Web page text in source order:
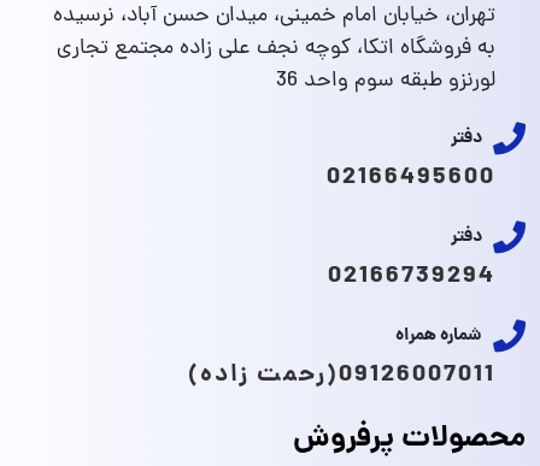
تهران، خیابان امام خمینی، میدان حسن آباد، نرسیده
به فروشگاه اتکا، کوچه نجف علی زاده مجتمع تجاری
لورنزو طبقه سوم واحد 36
دفتر
02166495600
دفتر
02166739294
شماره همراه
09126007011(رحمت زاده)
محصولات پرفروش